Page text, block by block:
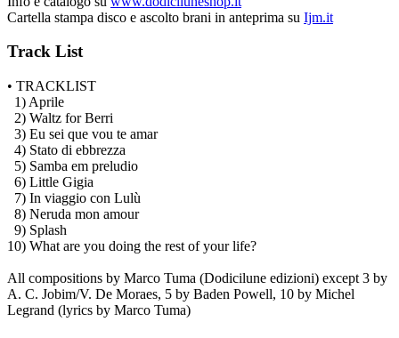
Cartella stampa disco e ascolto brani in anteprima su Ijm.it
Track List
• TRACKLIST
1) Aprile
2) Waltz for Berri
3) Eu sei que vou te amar
4) Stato di ebbrezza
5) Samba em preludio
6) Little Gigia
7) In viaggio con Lulù
8) Neruda mon amour
9) Splash
10) What are you doing the rest of your life?
All compositions by Marco Tuma (Dodicilune edizioni) except 3 by
A. C. Jobim/V. De Moraes, 5 by Baden Powell, 10 by Michel
Legrand (lyrics by Marco Tuma)